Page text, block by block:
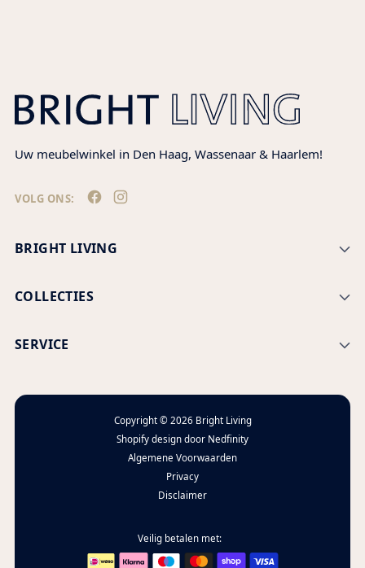
Uw meubelwinkel in Den Haag, Wassenaar & Haarlem!
VOLG ONS:
BRIGHT LIVING
COLLECTIES
SERVICE
Copyright © 2026 Bright Living
Shopify design door Nedfinity
Algemene Voorwaarden
Privacy
Disclaimer
Veilig betalen met: